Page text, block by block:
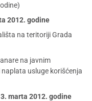
2012. godine
na teritoriji Grada
na javnim
usluge korišćenja
marta 2012. godine